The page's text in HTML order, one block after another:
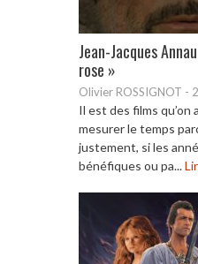
Jean-Jacques
rose »
Olivier ROSSIGNOT -
Il est des films qu’on
mesurer le temps
justement, si les
bénéfiques ou pa...